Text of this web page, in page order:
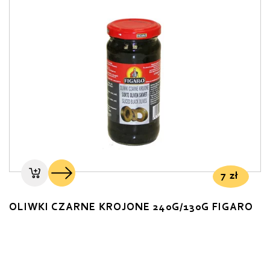
7 zł
OLIWKI CZARNE KROJONE 240G/130G FIGARO